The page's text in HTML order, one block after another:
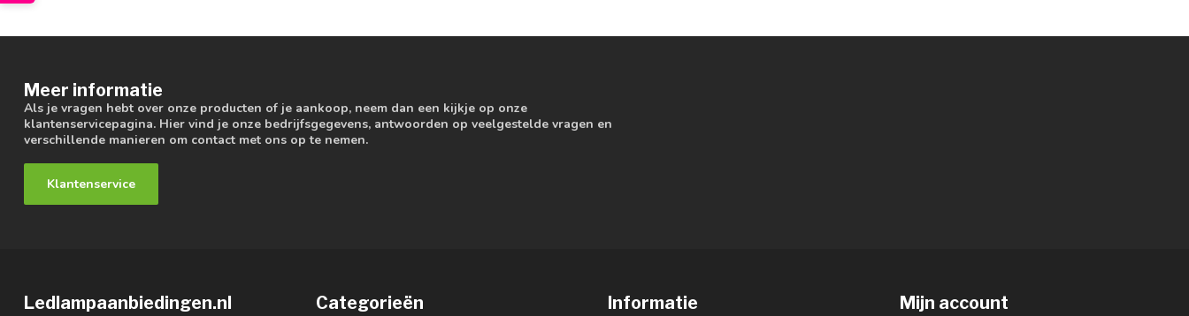
Meer informatie
Als je vragen hebt over onze producten of je aankoop, neem dan een kijkje op onze
klantenservicepagina. Hier vind je onze bedrijfsgegevens, antwoorden op veelgestelde vragen en
verschillende manieren om contact met ons op te nemen.
Klantenservice
Ledlampaanbiedingen.nl Categorieën Informatie Mijn account